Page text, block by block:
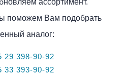
ассортимент.
поможем Вам подобрать
аналог:
29 398-90-92
33 393-90-92